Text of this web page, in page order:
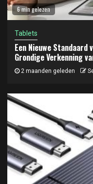
6 min gelezen
Tablets
Een Nieuwe
Grondige Verkenning
2 maanden geleden